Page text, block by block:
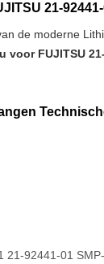
21-
de moderne
voor FUJITSU
21-92441-01